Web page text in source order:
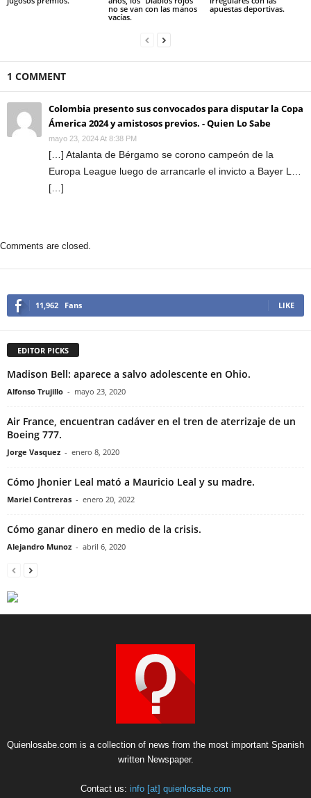
no se van con las manos
vacías.
apuestas deportivas.
1 COMMENT
Colombia presento sus convocados para disputar la Copa
Ámerica 2024 y amistosos previos. - Quien Lo Sabe
mayo 23, 2024 At 8:38 PM
[…] Atalanta de Bérgamo se corono campeón de la
Europa League luego de arrancarle el invicto a Bayer L…
[…]
Comments are closed.
11,962 Fans LIKE
EDITOR PICKS
Madison Bell: aparece a salvo adolescente en Ohio.
Alfonso Trujillo - mayo 23, 2020
Air France, encuentran cadáver en el tren de aterrizaje de un
Boeing 777.
Jorge Vasquez - enero 8, 2020
Cómo Jhonier Leal mató a Mauricio Leal y su madre.
Mariel Contreras - enero 20, 2022
Cómo ganar dinero en medio de la crisis.
Alejandro Munoz - abril 6, 2020
Quienlosabe.com is a collection of news from the most important Spanish
written Newspaper.
Contact us: info [at] quienlosabe.com